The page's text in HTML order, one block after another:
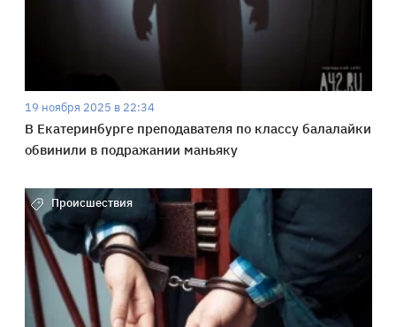
19 ноября 2025 в 22:34
В Екатеринбурге преподавателя по классу балалайки
обвинили в подражании маньяку
Происшествия